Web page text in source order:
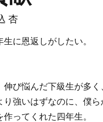
杏
生に恩返しがしたい。
伸び悩んだ下級生が多
り強いはずなのに、僕
作ってくれた四年生。